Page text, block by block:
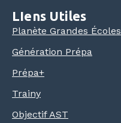
LIens Utiles
Planète Grandes Écoles
Génération Prépa
Prépa+
Trainy
Objectif AST